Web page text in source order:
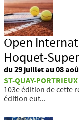
Open
Hoquet-
du 29 juillet au 08
ST-QUAY-PORTRIEUX
103e édition de cette
édition eut...